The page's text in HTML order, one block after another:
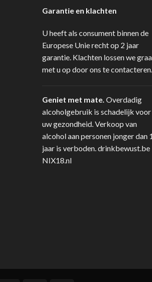
Garantie en klachten
U heeft als consument binnen de
Europese Unie recht op 2 jaar
garantie. Klachten lossen we
met u op door ons te contacteren.
Geniet met mate. Overdadig
alcoholgebruik is schadelijk voor
uw gezondheid. Verkoop van
alcohol aan personen jonger dan
jaar is verboden. drinkbewust.be
NIX18.nl